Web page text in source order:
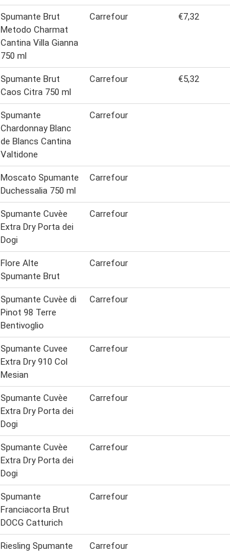
Spumante Brut
Metodo Charmat
Cantina Villa Gianna
750 ml
Carrefour €7,32
Spumante Brut
Caos Citra 750 ml
Carrefour €5,32
Spumante
Chardonnay Blanc
de Blancs Cantina
Valtidone
Carrefour
Moscato Spumante
Duchessalia 750 ml
Carrefour
Spumante Cuvèe
Extra Dry Porta dei
Dogi
Carrefour
Flore Alte
Spumante Brut
Carrefour
Spumante Cuvèe di
Pinot 98 Terre
Bentivoglio
Carrefour
Spumante Cuvee
Extra Dry 910 Col
Mesian
Carrefour
Spumante Cuvèe
Extra Dry Porta dei
Dogi
Carrefour
Spumante Cuvèe
Extra Dry Porta dei
Dogi
Carrefour
Spumante
Franciacorta Brut
DOCG Catturich
Carrefour
Riesling Spumante
Carrefour